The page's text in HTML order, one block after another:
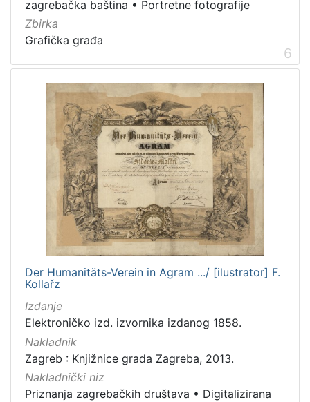
zagrebačka baština • Portretne fotografije
Zbirka
Grafička građa
6
Der Humanitäts-Verein in Agram .../ [ilustrator] F.
Kollařz
Izdanje
Elektroničko izd. izvornika izdanog 1858.
Nakladnik
Zagreb : Knjižnice grada Zagreba, 2013.
Nakladnički niz
Priznanja zagrebačkih društava • Digitalizirana